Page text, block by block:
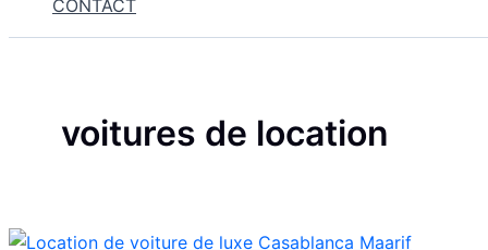
CONTACT
voitures de location